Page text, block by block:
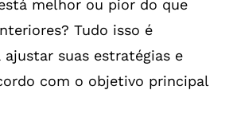
melhor ou pior do que
Tudo isso é
suas estratégias e
com o objetivo principal